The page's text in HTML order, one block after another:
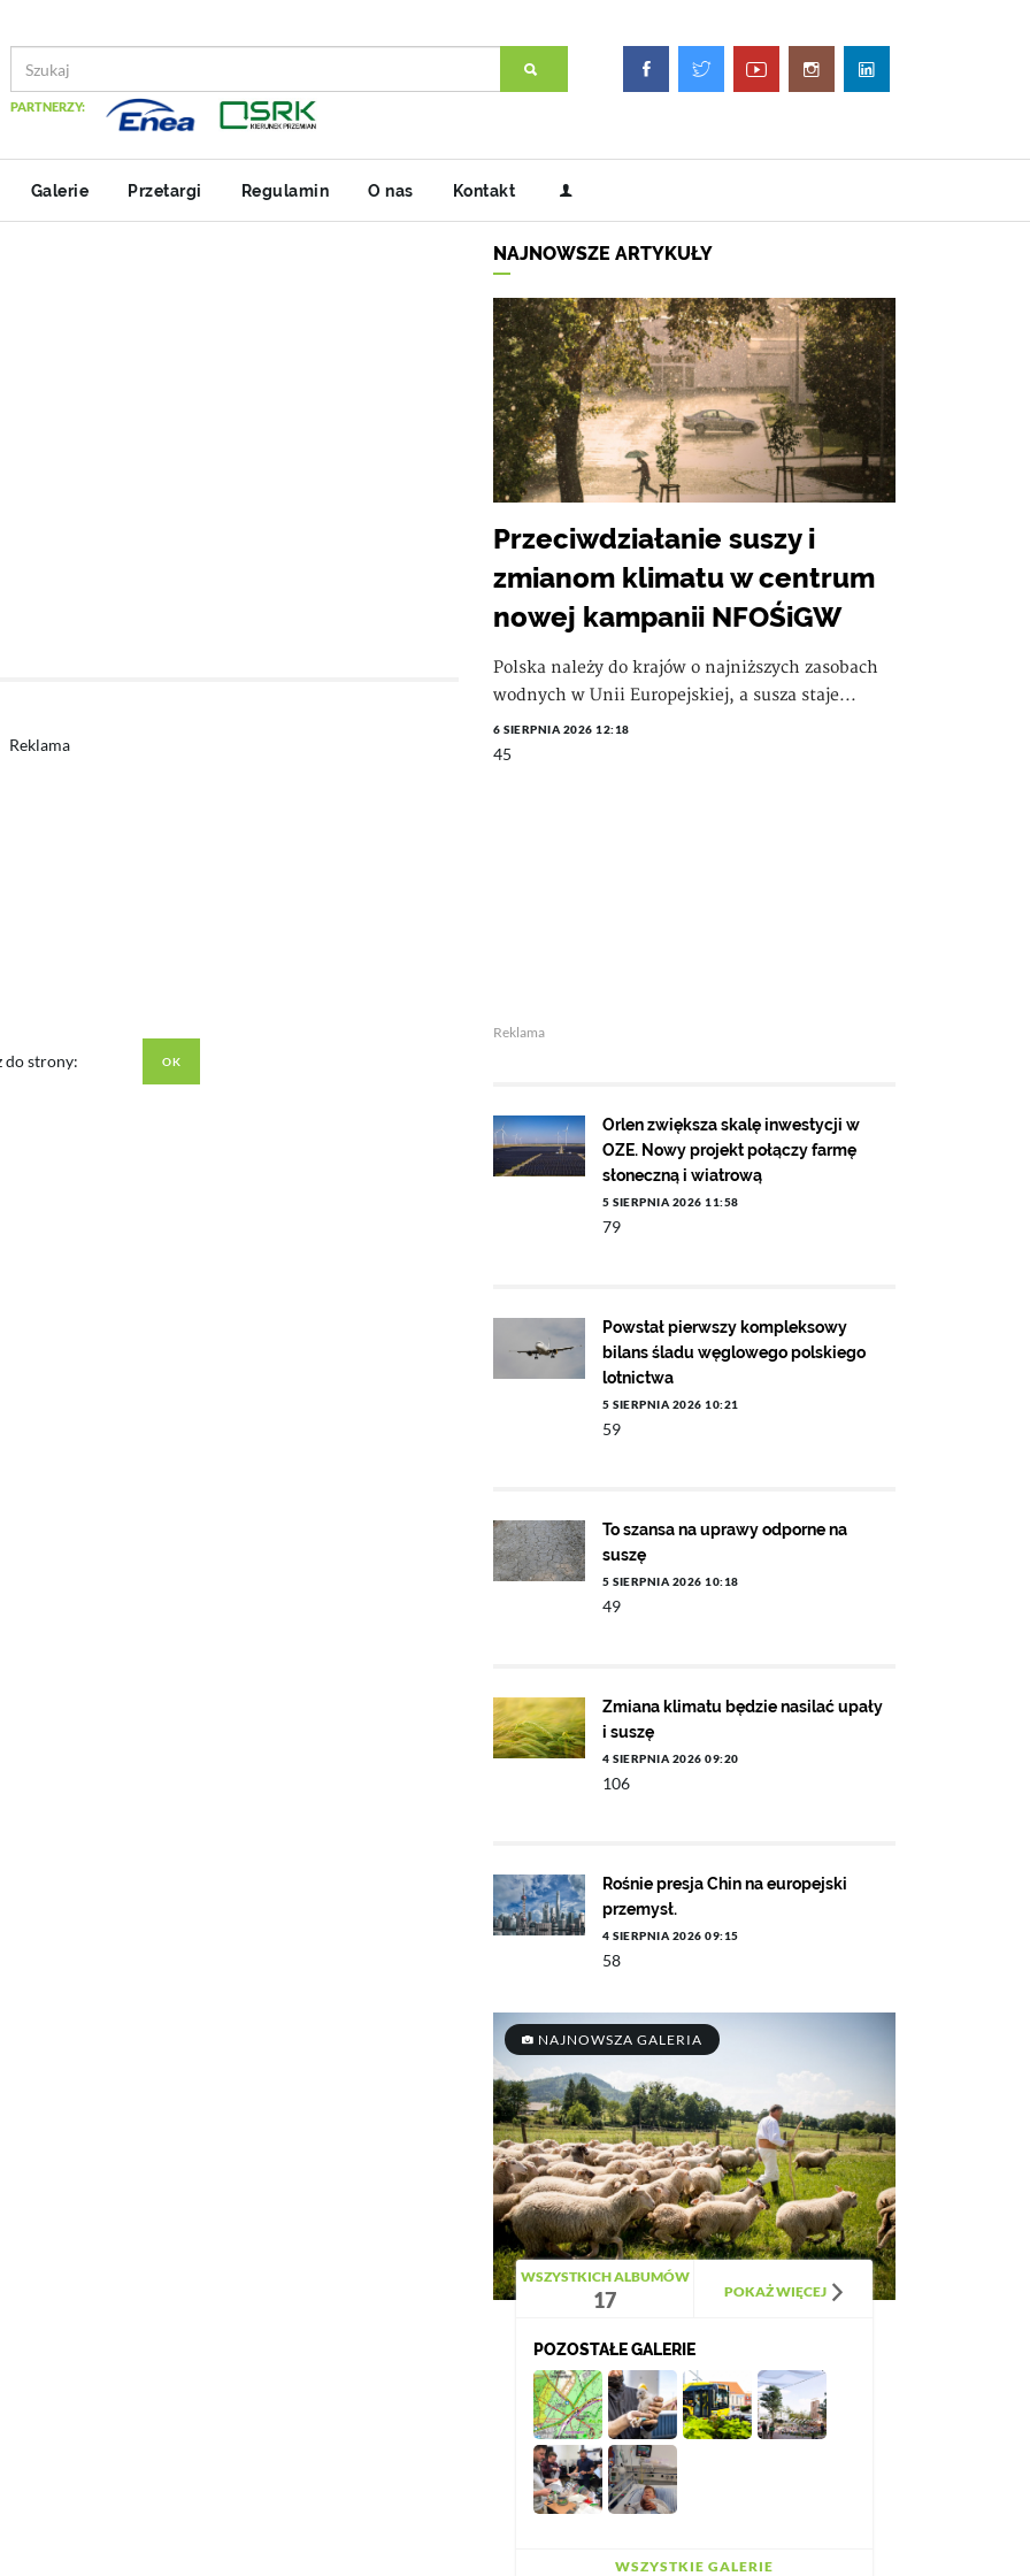
PARTNERZY:
Galerie Przetargi Regulamin O nas Kontakt
Reklama
do strony:
NAJNOWSZE ARTYKUŁY
Przeciwdziałanie suszy i
zmianom klimatu w centrum
nowej kampanii NFOŚiGW
Polska należy do krajów o najniższych zasobach
wodnych w Unii Europejskiej, a susza staje...
6 SIERPNIA 2026 12:18
45
Reklama
Orlen zwiększa skalę inwestycji w
OZE. Nowy projekt połączy farmę
słoneczną i wiatrową
5 SIERPNIA 2026 11:58
79
Powstał pierwszy kompleksowy
bilans śladu węglowego polskiego
lotnictwa
5 SIERPNIA 2026 10:21
59
To szansa na uprawy odporne na
suszę
5 SIERPNIA 2026 10:18
49
Zmiana klimatu będzie nasilać upały
i suszę
4 SIERPNIA 2026 09:20
106
Rośnie presja Chin na europejski
przemysł.
4 SIERPNIA 2026 09:15
58
NAJNOWSZA GALERIA
WSZYSTKICH ALBUMÓW
17 POKAŻ WIĘCEJ
POZOSTAŁE GALERIE
WSZYSTKIE GALERIE